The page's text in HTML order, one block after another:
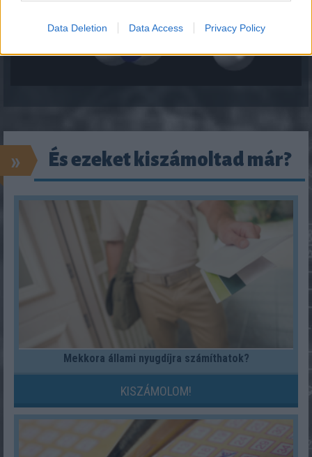
Data Deletion Data Access Privacy Policy
» És ezeket kiszámoltad már?
Mekkora állami nyugdíjra számíthatok?
KISZÁMOLOM!